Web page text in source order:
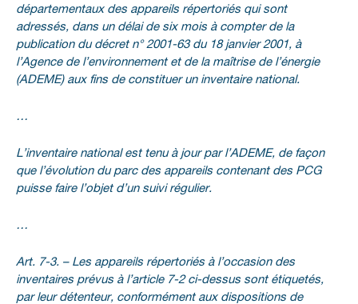
départementaux des appareils répertoriés qui sont
adressés, dans un délai de six mois à compter de la
publication du décret n° 2001-63 du 18 janvier 2001, à
l’Agence de l’environnement et de la maîtrise de l’énergie
(ADEME) aux fins de constituer un inventaire national.
…
L’inventaire national est tenu à jour par l’ADEME, de façon
que l’évolution du parc des appareils contenant des PCG
puisse faire l’objet d’un suivi régulier.
…
Art. 7-3. – Les appareils répertoriés à l’occasion des
inventaires prévus à l’article 7-2 ci-dessus sont étiquetés,
par leur détenteur, conformément aux dispositions de